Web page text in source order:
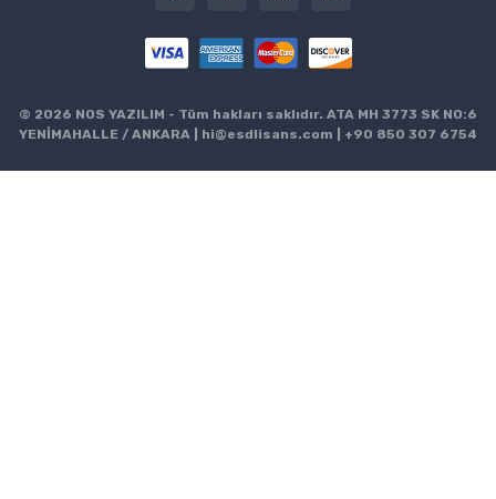
© 2026 NOS YAZILIM - Tüm hakları saklıdır. ATA MH 3773 SK NO:6
YENİMAHALLE / ANKARA | hi@esdlisans.com +90 850 307 6754